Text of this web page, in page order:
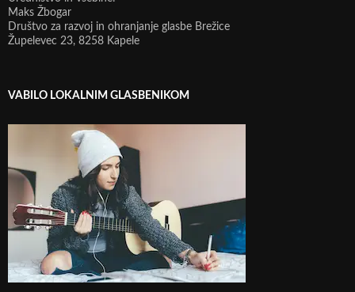
Maks Žbogar
Društvo za razvoj in ohranjanje glasbe Brežice
Župelevec 23, 8258 Kapele
VABILO LOKALNIM GLASBENIKOM